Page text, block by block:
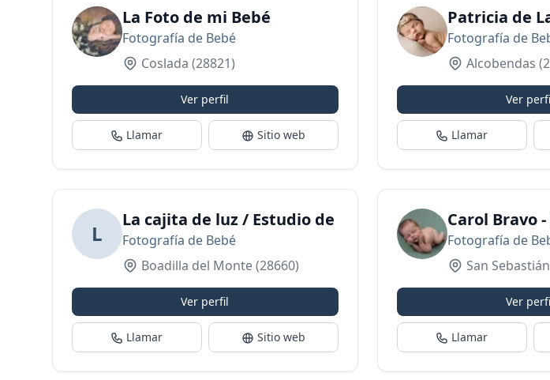
La Foto de mi Bebé
Fotografía de Bebé
Coslada (28821)
Ver perfil
Llamar Sitio web
Patricia de
Fotografía de
Alcobendas
Ver
Llamar
L
La cajita de luz / Estudio de Fotografía en Boadilla
Fotografía de Bebé
Boadilla del Monte(28660)
Ver perfil
Llamar Sitio web
Carol Bravo
Fotografía de
San
Ver
Llamar